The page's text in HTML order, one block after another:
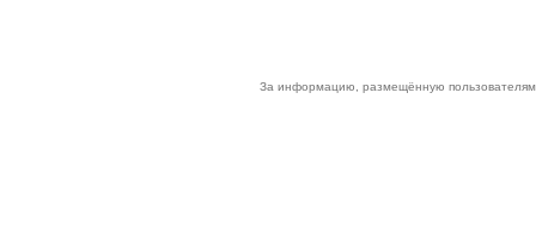
За информацию, размещённую